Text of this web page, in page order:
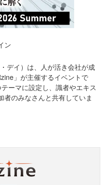
ン
デイ）は、人が活き会社が成
」が主催するイベントで
ーマに設定し、識者やエキス
のみなさんと共有していま